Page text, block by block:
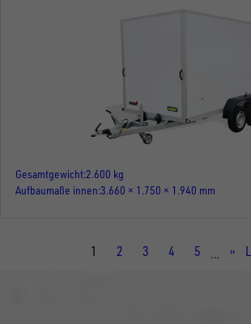
Gesamtgewicht 2.600 kg
Aufbaumaße innen 3.660 × 1.750 × 1.940 mm
Aktuelle
1 Seite
2 Seite
3 Seite
4 Seite
5 … ››